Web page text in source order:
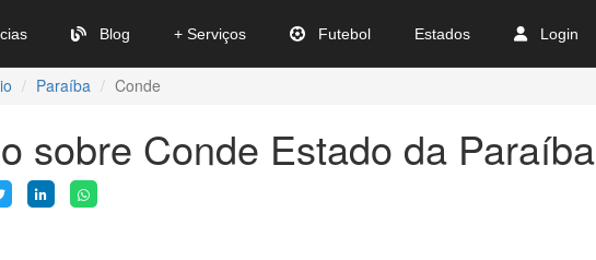
Blog + Serviços Futebol Estados Login
Paraíba Conde
sobre Conde Estado da Paraíba